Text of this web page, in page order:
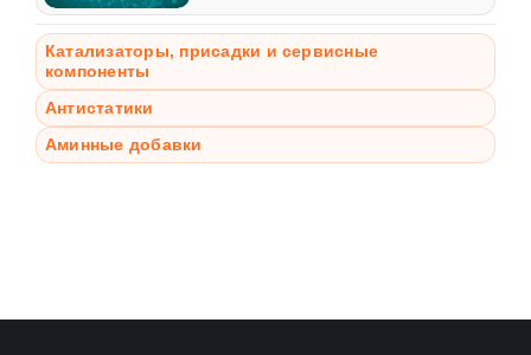
Катализаторы, присадки и сервисные
компоненты
Антистатики
Аминные добавки